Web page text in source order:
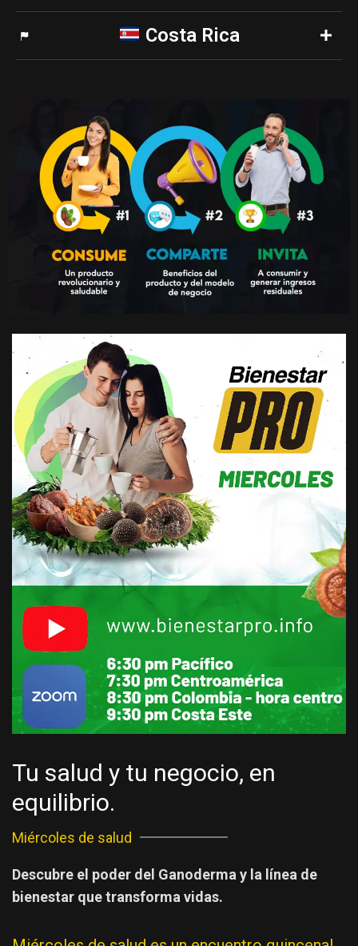
Costa Rica
Tu salud y tu negocio, en
equilibrio.
Miércoles de salud
Descubre el poder del Ganoderma y la línea de
bienestar que transforma vidas.